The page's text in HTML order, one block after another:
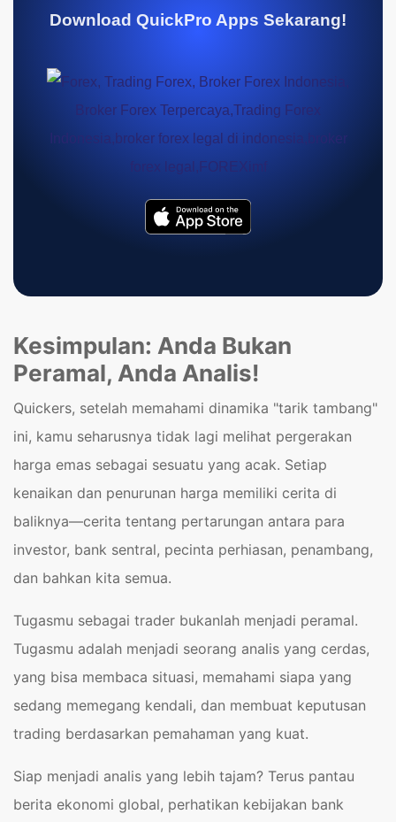
Download QuickPro Apps Sekarang!
Kesimpulan: Anda Bukan
Peramal, Anda Analis!
Quickers, setelah memahami dinamika "tarik tambang"
ini, kamu seharusnya tidak lagi melihat pergerakan
harga emas sebagai sesuatu yang acak. Setiap
kenaikan dan penurunan harga memiliki cerita di
baliknya—cerita tentang pertarungan antara para
investor, bank sentral, pecinta perhiasan, penambang,
dan bahkan kita semua.
Tugasmu sebagai trader bukanlah menjadi peramal.
Tugasmu adalah menjadi seorang analis yang cerdas,
yang bisa membaca situasi, memahami siapa yang
sedang memegang kendali, dan membuat keputusan
trading berdasarkan pemahaman yang kuat.
Siap menjadi analis yang lebih tajam? Terus pantau
berita ekonomi global, perhatikan kebijakan bank